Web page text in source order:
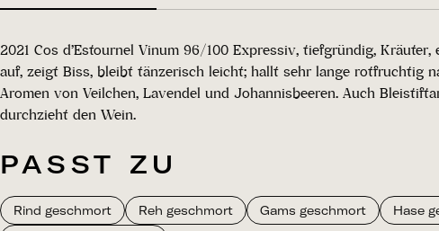
2021 Cos d’Estournel Vinum 96/100 Expressiv, tiefgründig,
auf, zeigt Biss, bleibt tänzerisch leicht; hallt sehr lange rotfruchtig
Aromen von Veilchen, Lavendel und Johannisbeeren. Auch
durchzieht den Wein.
PASST ZU
Rind geschmort Reh geschmort Gams geschmort Hase